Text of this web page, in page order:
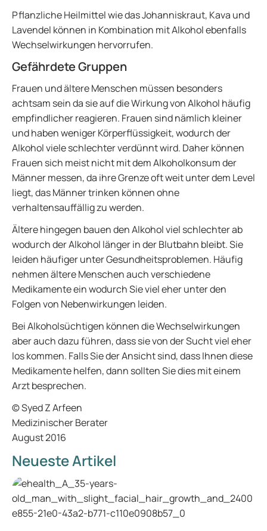
Pflanzliche Heilmittel wie das Johanniskraut, Kava und
Lavendel können in Kombination mit Alkohol ebenfalls
Wechselwirkungen hervorrufen.
Gefährdete Gruppen
Frauen und ältere Menschen müssen besonders
achtsam sein da sie auf die Wirkung von Alkohol häufig
empfindlicher reagieren. Frauen sind nämlich kleiner
und haben weniger Körperflüssigkeit, wodurch der
Alkohol viele schlechter verdünnt wird. Daher können
Frauen sich meist nicht mit dem Alkoholkonsum der
Männer messen, da ihre Grenze oft weit unter dem Level
liegt, das Männer trinken können ohne
verhaltensauffällig zu werden.
Ältere hingegen bauen den Alkohol viel schlechter ab
wodurch der Alkohol länger in der Blutbahn bleibt. Sie
leiden häufiger unter Gesundheitsproblemen. Häufig
nehmen ältere Menschen auch verschiedene
Medikamente ein wodurch Sie viel eher unter den
Folgen von Nebenwirkungen leiden.
Bei Alkoholsüchtigen können die Wechselwirkungen
aber auch dazu führen, dass sie von der Sucht viel eher
los kommen. Falls Sie der Ansicht sind, dass Ihnen diese
Medikamente helfen, dann sollten Sie dies mit einem
Arzt besprechen.
© Syed Z Arfeen
Medizinischer Berater
August 2016
Neueste Artikel